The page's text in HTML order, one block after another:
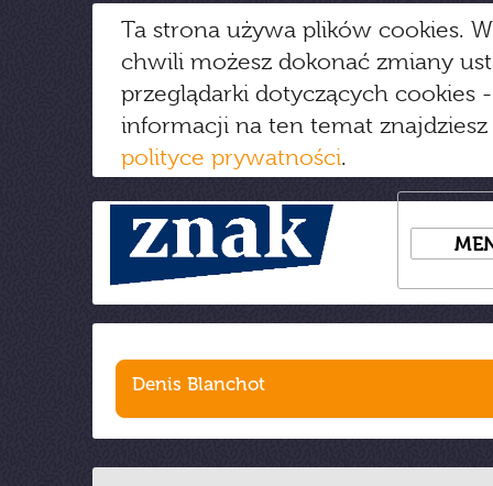
Ta strona używa plików cookies.
chwili możesz dokonać zmiany
przeglądarki dotyczących cookies
informacji na ten temat
polityce prywatności.
Denis Blanchot